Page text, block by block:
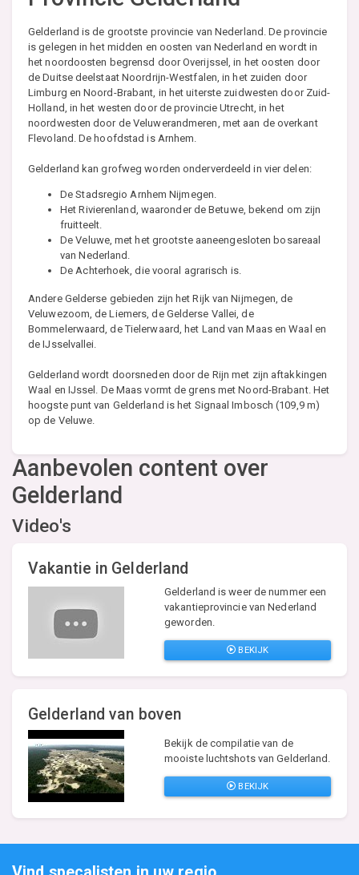
Gelderland is de grootste provincie van Nederland. De provincie
is gelegen in het midden en oosten van Nederland en wordt in
het noordoosten begrensd door Overijssel, in het oosten door
de Duitse deelstaat Noordrijn-Westfalen, in het zuiden door
Limburg en Noord-Brabant, in het uiterste zuidwesten door Zuid-
Holland, in het westen door de provincie Utrecht, in het
noordwesten door de Veluwerandmeren, met aan de overkant
Flevoland. De hoofdstad is Arnhem.
Gelderland kan grofweg worden onderverdeeld in vier delen:
De Stadsregio Arnhem Nijmegen.
Het Rivierenland, waaronder de Betuwe, bekend om zijn
fruitteelt.
De Veluwe, met het grootste aaneengesloten bosareaal
van Nederland.
De Achterhoek, die vooral agrarisch is.
Andere Gelderse gebieden zijn het Rijk van Nijmegen, de
Veluwezoom, de Liemers, de Gelderse Vallei, de
Bommelerwaard, de Tielerwaard, het Land van Maas en Waal en
de IJsselvallei.
Gelderland wordt doorsneden door de Rijn met zijn aftakkingen
Waal en IJssel. De Maas vormt de grens met Noord-Brabant. Het
hoogste punt van Gelderland is het Signaal Imbosch (109,9 m)
op de Veluwe.
Aanbevolen content over
Gelderland
Video's
Vakantie in Gelderland
Gelderland is weer de nummer een
vakantieprovincie van Nederland
geworden.
BEKIJK
Gelderland van boven
Bekijk de compilatie van de
mooiste luchtshots van Gelderland.
BEKIJK